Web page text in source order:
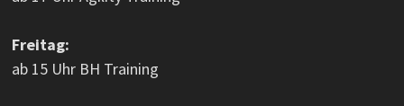
Freitag:
ab 15 Uhr BH Training